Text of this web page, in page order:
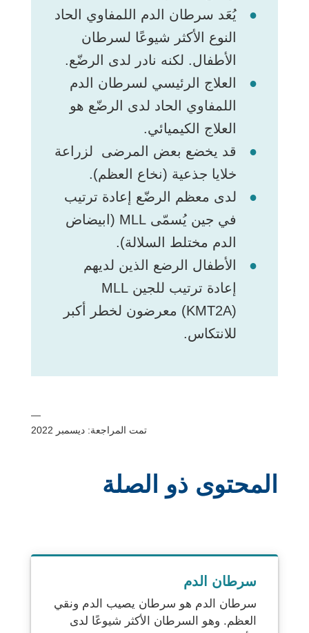
يُعَد سرطان الدم اللمفاوي الحاد
النوع الأكثر شيوعًا لسرطان
الأطفال. لكنه نادر لدى الرضّع.
العلاج الرئيسي لسرطان الدم
اللمفاوي الحاد لدى الرضّع هو
العلاج الكيميائي.
قد يخضع بعض المرضى لزراعة
خلايا جذعية (نخاع العظم).
لدى معظم الرضّع إعادة ترتيب
في جين يُسمّى MLL (ابيضاض
الدم مختلط السلالة).
الأطفال الرضع الذين لديهم
(KMT2A) معرضون لخطر أكبر
للانتكاس.
—
تمت المراجعة: ديسمبر 2022
المحتوى ذو الصلة
سرطان الدم
سرطان الدم هو سرطان يصيب الدم ونقي
العظم. وهو السرطان الأكثر شيوعًا لدى